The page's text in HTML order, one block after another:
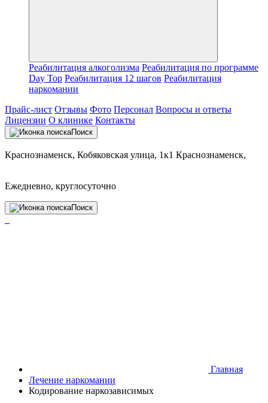
Реабилитация алкоголизма Реабилитация по программе
Day Top Реабилитация 12 шагов Реабилитация
наркомании
Прайс-лист Отзывы Фото Персонал Вопросы и ответы
Лицензии О клинике Контакты
Поиск
Краснознаменск, Кобяковская улица, 1к1 Краснознаменск,
Ежедневно, круглосуточно
Поиск
Главная
Лечение наркомании
Кодирование наркозависимых